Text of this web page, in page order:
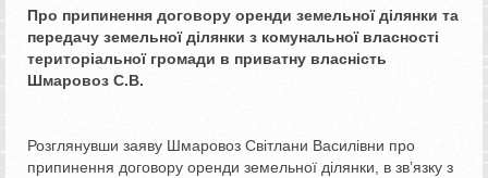
Про припинення договору оренди земельної ділянки та
передачу земельної ділянки з комунальної власності
територіальної громади в приватну власність
Шмаровоз С.В.
Розглянувши заяву Шмаровоз Світлани Василівни про
припинення договору оренди земельної ділянки, в зв’язку з